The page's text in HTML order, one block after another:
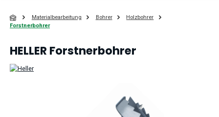
Materialbearbeitung Bohrer
Holzbohrer
Forstnerbohrer
HELLER Forstnerbohrer